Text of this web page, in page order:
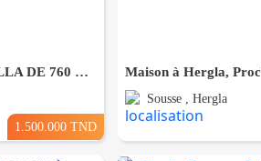
À VENDRE SUPERBE VILLA DE 760 m² À KHZEMA OUEST
1.500.000 TND
Sousse , Hergla